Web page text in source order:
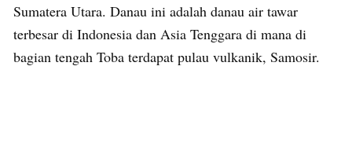
Sumatera Utara. Danau ini adalah danau air tawar
terbesar di Indonesia dan Asia Tenggara di mana di
bagian tengah Toba terdapat pulau vulkanik, Samosir.